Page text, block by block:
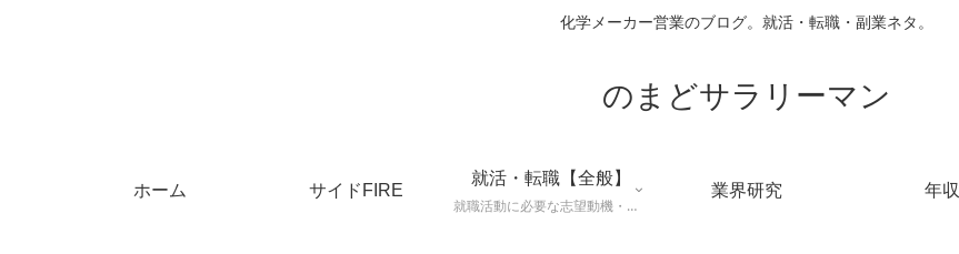
化学メーカー営業のブログ。就活・転職・副業ネタ。
のまどサラリーマン
ホーム サイドFIRE
就活・転職【全般】
就職活動に必要な志望動機・メールマナー・業界研究などに役立つ知識を公開するページ。
業界研究 年収